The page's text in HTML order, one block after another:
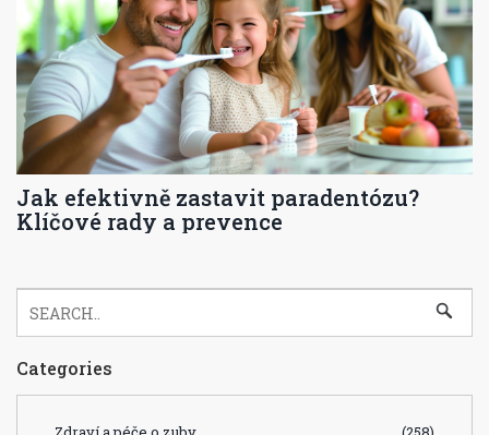
Jak efektivně zastavit paradentózu?
Klíčové rady a prevence
Categories